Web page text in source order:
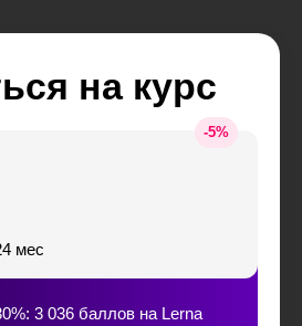
на курс
-5%
мес
3 036 баллов на Lerna